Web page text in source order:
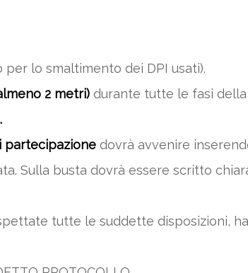
lo smaltimento dei DPI usati).
2 metri) durante tutte le fasi della
partecipazione dovrà avvenire
Sulla busta dovrà essere scritto
tutte le suddette disposizioni,